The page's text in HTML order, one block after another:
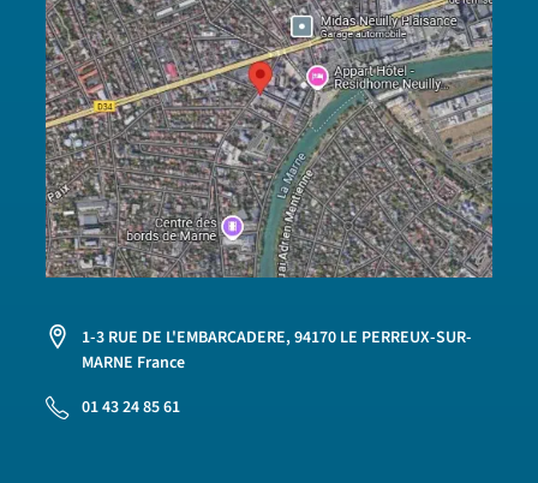
1-3 RUE DE L'EMBARCADERE, 94170 LE PERREUX-SUR-
MARNE France
01 43 24 85 61